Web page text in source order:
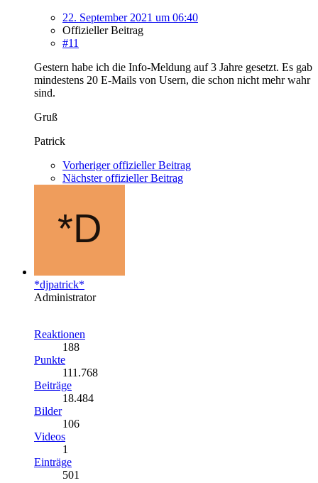
22. September 2021 um 06:40
Offizieller Beitrag
#11
Gestern habe ich die Info-Meldung auf 3 Jahre gesetzt. Es gab
mindestens 20 E-Mails von Usern, die schon nicht mehr wahr
sind.
Gruß
Patrick
Vorheriger offizieller Beitrag
Nächster offizieller Beitrag
*djpatrick*
Administrator
Reaktionen
188
Punkte
111.768
Beiträge
18.484
Bilder
106
Videos
1
Einträge
501